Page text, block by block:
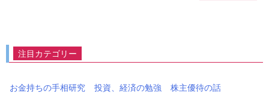
注目カテゴリー
お金持ちの手相研究 投資、経済の勉強
株主優待の話